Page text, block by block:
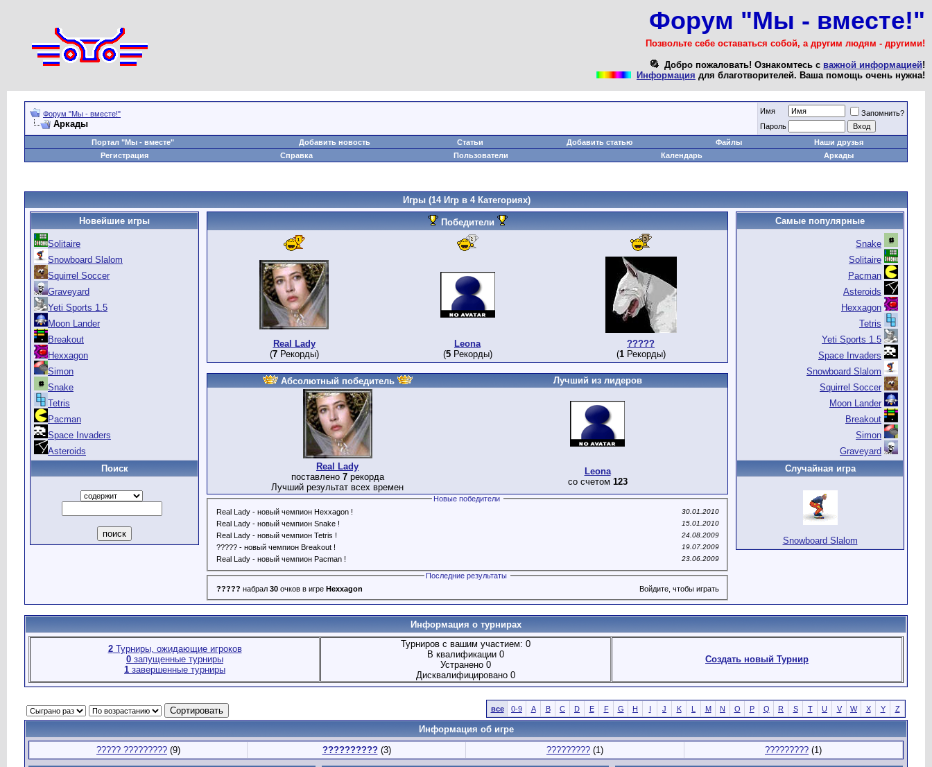
Форум "Мы - вместе!"
Позвольте себе оставаться собой, а другим людям - другими!
Добро пожаловать! Ознакомтесь с важной информацией!
Информация для благотворителей. Ваша помощь очень нужна!
Форум "Мы - вместе!"
Аркады
Имя
Запомнить?
Пароль
Портал "Мы - вместе"
Добавить новость Статьи Добавить статью Файлы
Наши друзья
Регистрация
Справка Пользователи Календарь Аркады
Игры(14 Игр в 4 Категориях)
Новейшие игры
Solitaire
Snowboard Slalom
Squirrel Soccer
Graveyard
Yeti Sports 1.5
Moon Lander
Breakout
Hexxagon
Simon
Snake
Tetris
Pacman
Space Invaders
Asteroids
Поиск
Победители
Real Lady
(7Рекорды)
Leona
(5Рекорды)
?????
(1Рекорды)
Абсолютный победитель Лучший из лидеров
Real Lady
поставлено 7рекорда
Лучший результат всех времен
Leona
со счетом 123
Новые победители
Real Lady - новый чемпион Hexxagon !
30.01.2010
Real Lady - новый чемпион Snake ! 15.01.2010
Real Lady - новый чемпион Tetris ! 24.08.2009
????? - новый чемпион Breakout ! 19.07.2009
Real Lady - новый чемпион Pacman ! 23.06.2009
Последние результаты
????? набрал 30очков в игре Hexxagon Войдите, чтобы играть
Самые популярные
Snake
Solitaire
Pacman
Asteroids
Hexxagon
Tetris
Yeti Sports 1.5
Space Invaders
Snowboard Slalom
Squirrel Soccer
Moon Lander
Breakout
Simon
Graveyard
Случайная игра
Snowboard Slalom
Информация о турнирах
2Турниры, ожидающие игроков
0 запущенные турниры
1 завершенные турниры
Турниров с вашим участием: 0
В квалификации 0
Устранено 0
Дисквалифицировано 0
Создать новый Турнир
все 0-9 A B C D E F G H I J K L M N O P Q R S T U V W X Y Z
Информация об игре
????? ????????? (9) ??????????(3) ????????? (1) ????????? (1)